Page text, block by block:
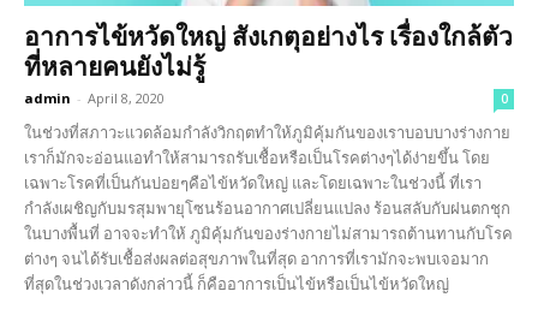
อาการไข้หวัดใหญ่ สังเกตุอย่างไร เรื่องใกล้ตัว
ที่หลายคนยังไม่รู้
admin - April 8, 2020 0
ในช่วงที่สภาวะแวดล้อมกำลังวิกฤตทำให้ภูมิคุ้มกันของเราบอบบางร่างกาย
เราก็มักจะอ่อนแอทำให้สามารถรับเชื้อหรือเป็นโรคต่างๆได้ง่ายขึ้น โดย
เฉพาะโรคที่เป็นกันบ่อยๆคือไข้หวัดใหญ่ และโดยเฉพาะในช่วงนี้ ที่เรา
กำลังเผชิญกับมรสุมพายุโซนร้อนอากาศเปลี่ยนแปลง ร้อนสลับกับฝนตกชุก
ในบางพื้นที่ อาจจะทำให้ ภูมิคุ้มกันของร่างกายไม่สามารถต้านทานกับโรค
ต่างๆ จนได้รับเชื้อส่งผลต่อสุขภาพในที่สุด อาการที่เรามักจะพบเจอมาก
ที่สุดในช่วงเวลาดังกล่าวนี้ ก็คืออาการเป็นไข้หรือเป็นไข้หวัดใหญ่